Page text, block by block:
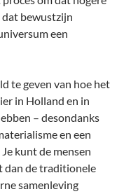
dat bewustzijn
een
te geven van hoe het
in Holland en in
– desondanks
en een
kunt de mensen
dan de traditionele
samenleving